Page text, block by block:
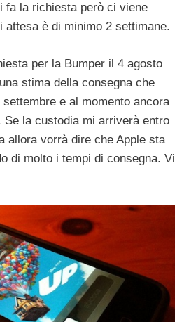
fa la richiesta però ci viene
attesa è di minimo 2 settimane.
per la Bumper il 4 agosto
stima della consegna che
e al momento ancora
Se la custodia mi arriverà entro
allora vorrà dire che Apple sta
di molto i tempi di consegna. Vi